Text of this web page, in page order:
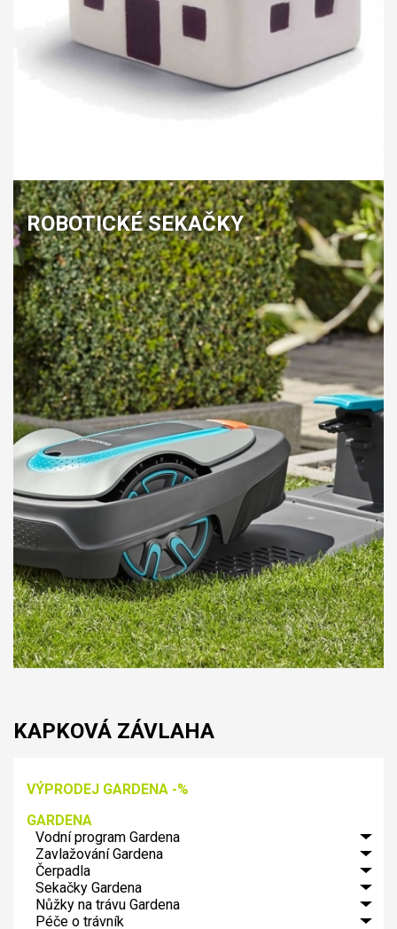
ROBOTICKÉ SEKAČKY
KAPKOVÁ ZÁVLAHA
VÝPRODEJ GARDENA -%
GARDENA
Vodní program Gardena
GARDENA
spojovací
systém
GARDENA
Profi-
systém
Zavlažování Gardena
Řízení
zavlažování
Micro-
Drip-
Systém
Čerpadla
Zahradní
čerpadla
Gardena
Ponorná
Sekačky Gardena
Elektrické
sekačky
Nůžky na trávu Gardena
Aku.
Péče o trávník